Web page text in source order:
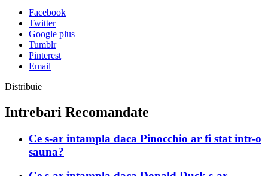
Facebook
Twitter
Google plus
Tumblr
Pinterest
Email
Distribuie
Intrebari Recomandate
Ce s-ar intampla daca Pinocchio ar fi stat intr-o
sauna?